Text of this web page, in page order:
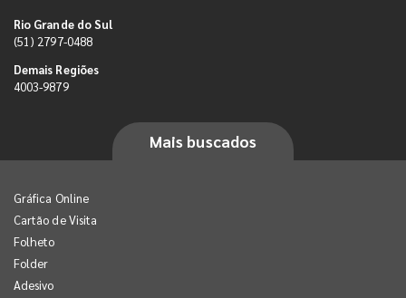
Rio Grande do Sul
(51) 2797-0488
Demais Regiões
4003-9879
Mais buscados
Gráfica Online
Cartão de Visita
Folheto
Folder
Adesivo